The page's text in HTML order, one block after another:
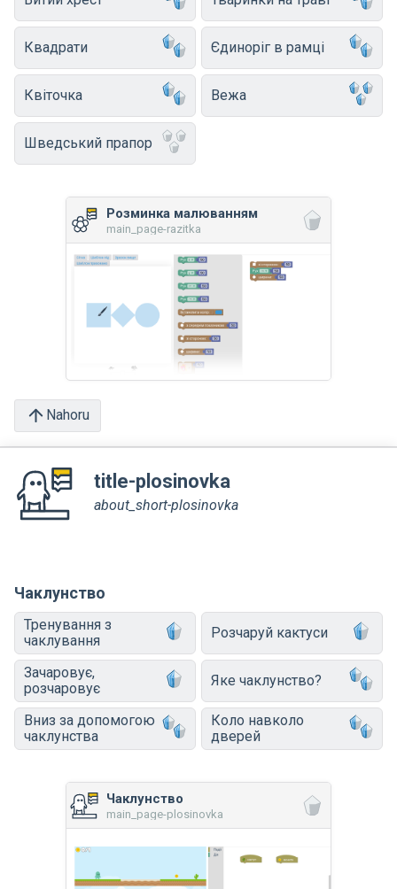
Квадрати Єдиноріг в рамці
Квіточка Вежа
Шведський прапор
Розминка малюванням
main_page-razitka
Nahoru
title-plosinovka
about_short-plosinovka
Чаклунство
Тренування з
чаклування
Розчаруй кактуси
Зачаровує,
розчаровує
Яке чаклунство?
Вниз за допомогою
чаклунства
Коло навколо
дверей
Чаклунство
main_page-plosinovka